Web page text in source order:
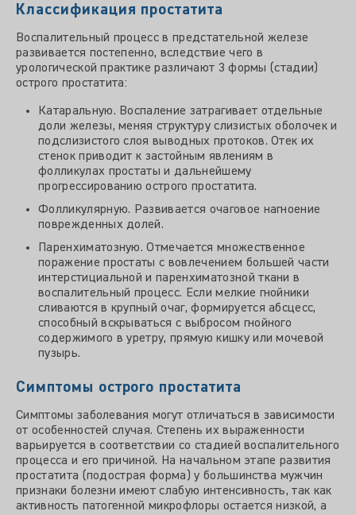
Классификация простатита
Воспалительный процесс в предстательной железе
развивается постепенно, вследствие чего в
урологической практике различают 3 формы (стадии)
острого простатита:
Катаральную. Воспаление затрагивает отдельные
доли железы, меняя структуру слизистых оболочек и
подслизистого слоя выводных протоков. Отек их
стенок приводит к застойным явлениям в
фолликулах простаты и дальнейшему
прогрессированию острого простатита.
Фолликулярную. Развивается очаговое нагноение
поврежденных долей.
Паренхиматозную. Отмечается множественное
поражение простаты с вовлечением большей части
интерстициальной и паренхиматозной ткани в
воспалительный процесс. Если мелкие гнойники
сливаются в крупный очаг, формируется абсцесс,
способный вскрываться с выбросом гнойного
содержимого в уретру, прямую кишку или мочевой
пузырь.
Симптомы острого простатита
Симптомы заболевания могут отличаться в зависимости
от особенностей случая. Степень их выраженности
варьируется в соответствии со стадией воспалительного
процесса и его причиной. На начальном этапе развития
простатита (подострая форма) у большинства мужчин
признаки болезни имеют слабую интенсивность, так как
активность патогенной микрофлоры остается низкой, а